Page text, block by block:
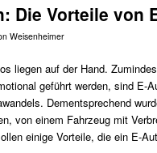
Die Vorteile von
Weisenheimer
liegen auf der Hand.
geführt werden, sind
Dementsprechend
von einem Fahrzeug mit
einige Vorteile, die ein E-